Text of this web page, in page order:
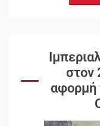
στον
αφορμή